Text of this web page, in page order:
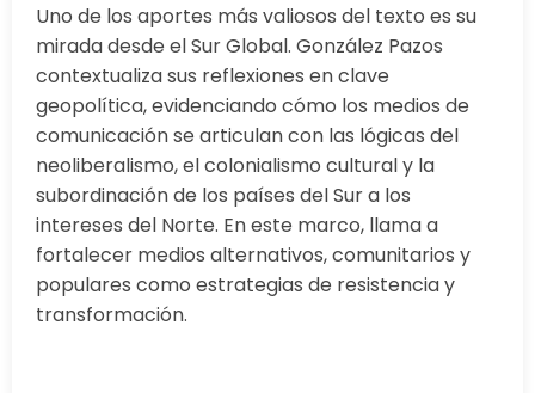
Uno de los aportes más valiosos del texto es su
mirada desde el Sur Global. González Pazos
contextualiza sus reflexiones en clave
geopolítica, evidenciando cómo los medios de
comunicación se articulan con las lógicas del
neoliberalismo, el colonialismo cultural y la
subordinación de los países del Sur a los
intereses del Norte. En este marco, llama a
fortalecer medios alternativos, comunitarios y
populares como estrategias de resistencia y
transformación.